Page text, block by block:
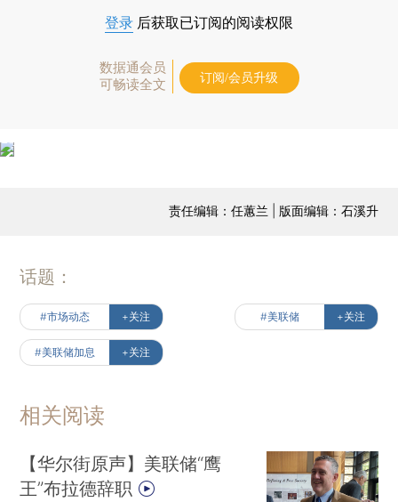
登录 后获取已订阅的阅读权限
数据通会员
可畅读全文
订阅/会员升级
责任编辑：任蕙兰 | 版面编辑：石溪升
话题：
#市场动态 +关注 #美联储 +关注
#美联储加息 +关注
相关阅读
【华尔街原声】美联储“鹰
王”布拉德辞职